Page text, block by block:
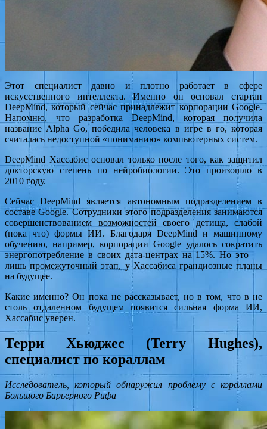
Этот специалист давно и плотно работает в сфере
искусственного интеллекта. Именно он основал стартап
DeepMind, который сейчас принадлежит корпорации Google.
Напомню, что разработка DeepMind, которая получила
название Alpha Go, победила человека в игре в го, которая
считалась недоступной «пониманию» компьютерных систем.
DeepMind Хассабис основал только после того, как защитил
докторскую степень по нейробиологии. Это произошло в
2010 году.
Сейчас DeepMind является автономным подразделением в
составе Google. Сотрудники этого подразделения занимаются
совершенствованием возможностей своего детища, слабой
(пока что) формы ИИ. Благодаря DeepMind и машинному
обучению, например, корпорации Google удалось сократить
энергопотребление в своих дата-центрах на 15%. Но это —
лишь промежуточный этап, у Хассабиса грандиозные планы
на будущее.
Какие именно? Он пока не рассказывает, но в том, что в не
столь отдаленном будущем появится сильная форма ИИ,
Хассабис уверен.
Терри Хьюджес (Terry Hughes),
специалист по кораллам
Исследователь, который обнаружил проблему с кораллами
Большого Барьерного Рифа